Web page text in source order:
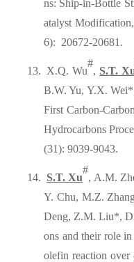
ns: Ship-in-Bottle
atalyst Modification,
6): 20672-20681.
13. X.Q. Wu
#
, S.T.
B.W. Yu, Y.X.
First Carbon-
Hydrocarbons
(31): 9039-9043.
14. S.T. Xu
#
, A.M.
Y. Chu, M.Z.
Deng, Z.M. Liu*,
ons and their role
olefin reaction over